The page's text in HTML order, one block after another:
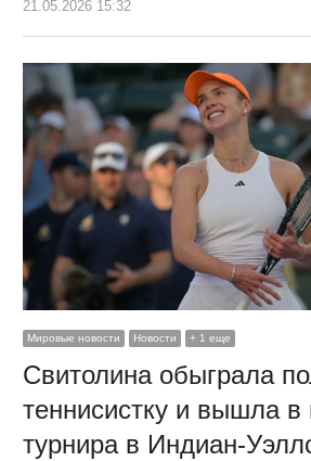
21.05.2026 15:32
Мировые новости Новости + 1 еще
Свитолина обыграла
теннисистку и вышла
турнира в Индиан-